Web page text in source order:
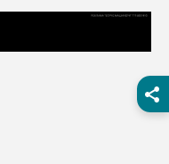
Вакуум-формовочные
первый план в